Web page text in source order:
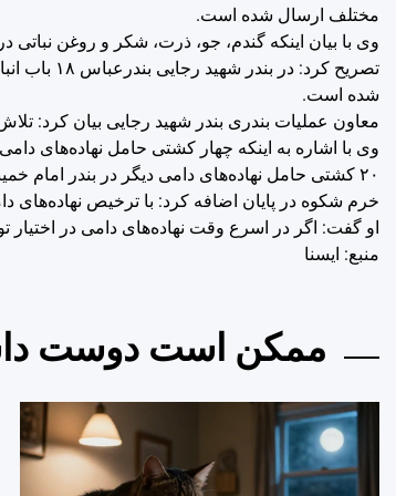
مختلف ارسال شده است.
وی با بیان اینکه گندم، جو، ذرت، شکر و روغن
شده است.
معاون عملیات بندری بندر شهید رجایی بیان کرد:
۲۰ کشتی حامل نهاده‌های دامی دیگر در بندر امام خمینی (ره) خوزستان پهلو گرفته اند که بخشی از آن‌ها برای تخلیه بار به بندر شهید رجایی منتقل می‌شوند.
خرم شکوه در پایان اضافه کرد: با ترخیص
او گفت: اگر در اسرع وقت نهاده‌های دامی در اختیار
منبع: ايسنا
ممکن است دوست